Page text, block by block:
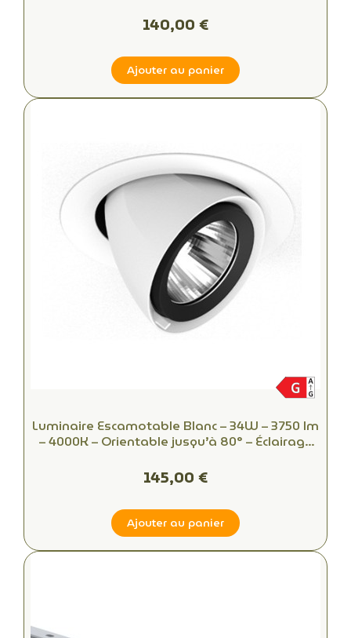
140,00 €
Ajouter au panier
Luminaire Escamotable Blanc – 34W – 3750 lm
– 4000K – Orientable jusqu’à 80° – Éclairage
145,00 €
Ajouter au panier